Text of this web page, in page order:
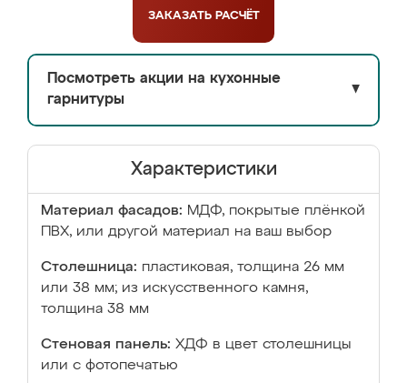
ЗАКАЗАТЬ РАСЧЁТ
Посмотреть акции на кухонные
гарнитуры
▼
Характеристики
Материал фасадов: МДФ, покрытые плёнкой
ПВХ, или другой материал на ваш выбор
Столешница: пластиковая, толщина 26 мм
или 38 мм; из искусственного камня,
толщина 38 мм
Стеновая панель: ХДФ в цвет столешницы
или с фотопечатью